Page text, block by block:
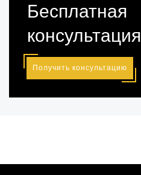
Бесплатная
консультация
Получить консультацию